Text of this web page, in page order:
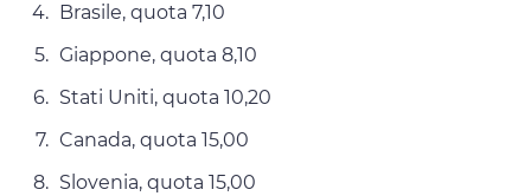
Brasile, quota 7,10
Giappone, quota 8,10
Stati Uniti, quota 10,20
Canada, quota 15,00
Slovenia, quota 15,00